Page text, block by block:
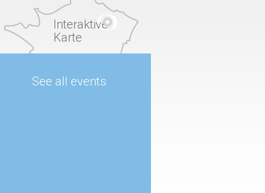
Interaktive
Karte
See all events